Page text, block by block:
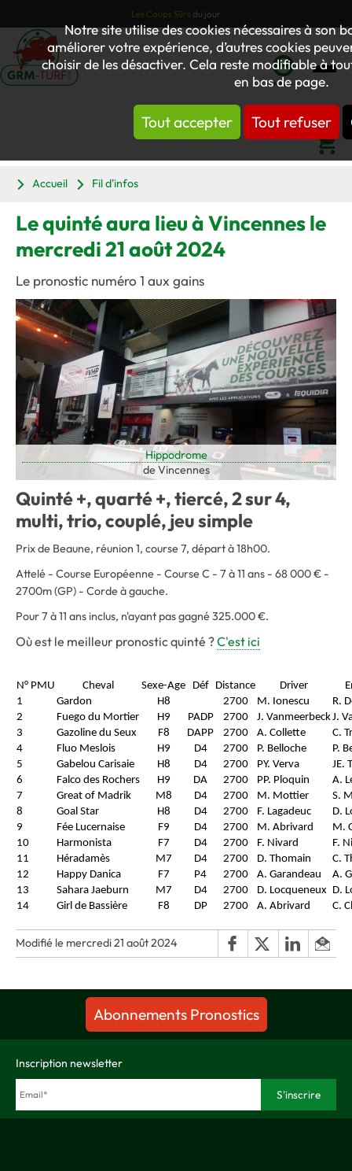
Notre site utilise des cookies nécessaires à son
améliorer votre expérience, d’autres cookies
choisir de les désactiver. Cela reste modifiable à
en bas de page.
Tout accepter Tout refuser
Les Coups Sûrs du jour
Mon
Panier
Accueil
Fil d'infos
Le quinté aura lieu à Vincennes le
mercredi 21 août 2024
Le pronostic numéro 1 aux gains
Hippodrome
de Vincennes
Quinté +, quarté +, tiercé, 2 sur 4,
multi, trio, couplé, jeu simple
Prix de Beaune, réunion 1, course 7, départ à 18h00.
Attelé - Course Européenne - Course C - 7 à 11 ans - 68 000 € -
2700m (GP) - Corde à gauche.
Pour 7 à 11 ans inclus, n'ayant pas gagné 325.000 €.
Où est le meilleur pronostic quinté ?C'est ici
N° PMU Cheval Sexe-Age Déf Distance Driver
1
Gardon H8 2700 M. Ionescu
R.
2
Fuego du Mortier H9 PADP 2700 J. VanmeerbeckJ.
3
Gazoline du Seux F8 DAPP 2700 A. Collette
C.
4
Fluo Meslois H9 D4 2700 P. Belloche
P.
5
Gabelou Carisaie H8 D4 2700 PY. Verva
JE.
6
Falco des Rochers H9 DA 2700 PP. Ploquin
A.
7
Great of Madrik M8 D4 2700 M. Mottier
S.
8
Goal Star H8 D4 2700 F. Lagadeuc
D.
9
Fée Lucernaise F9 D4 2700 M. Abrivard
M.
10
Harmonista F7 D4 2700 F. Nivard
F.
11
Héradamès M7 D4 2700 D. Thomain
C.
12
Happy Danica F7 P4 2700 A. Garandeau
A.
13
Sahara Jaeburn M7 D4 2700 D. Locqueneux D.
14
Girl de Bassière F8 DP 2700 A. Abrivard C.
Modifié le mercredi 21 août 2024
Abonnements Pronostics
Inscription newsletter